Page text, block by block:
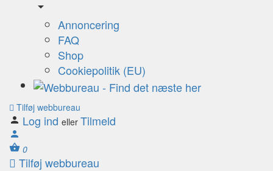
Annoncering
FAQ
Shop
Cookiepolitik (EU)
Tilføj webbureau
Log ind eller Tilmeld
0
Tilføj webbureau